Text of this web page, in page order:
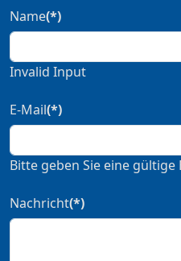
Name(*)
Invalid Input
E-Mail(*)
Bitte geben Sie eine gültige
Nachricht(*)